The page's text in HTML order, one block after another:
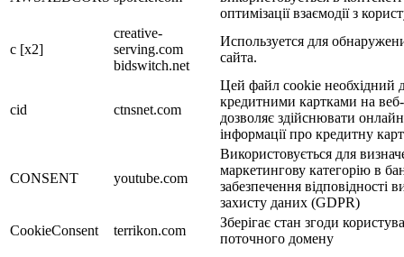
оптимізації взаємодії з
c [x2]
creative-
serving.com
bidswitch.net
Используется для
сайта.
cid ctnsnet.com
Цей файл cookie необхідний
кредитними картками на веб-
дозволяє здійснювати
інформації про кредитну
CONSENT youtube.com
Використовується для
маркетингову категорію в
забезпечення відповідності
захисту даних (GDPR)
CookieConsent
terrikon.com
Зберігає стан згоди
поточного домену